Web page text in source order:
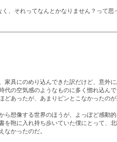
、それってなんとかなりません？って思
家具にのめり込んできた訳だけど、意外
代の空気感のようなものに多く惚れ込ん
どあったが、あまりピンとこなかったの
ら想像する世界のほうが、よっぽど感動
を鞄に入れ持ち歩いていた僕にとって、
なかったのだ。